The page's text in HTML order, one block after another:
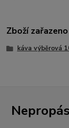
Zboží
káva výběrová